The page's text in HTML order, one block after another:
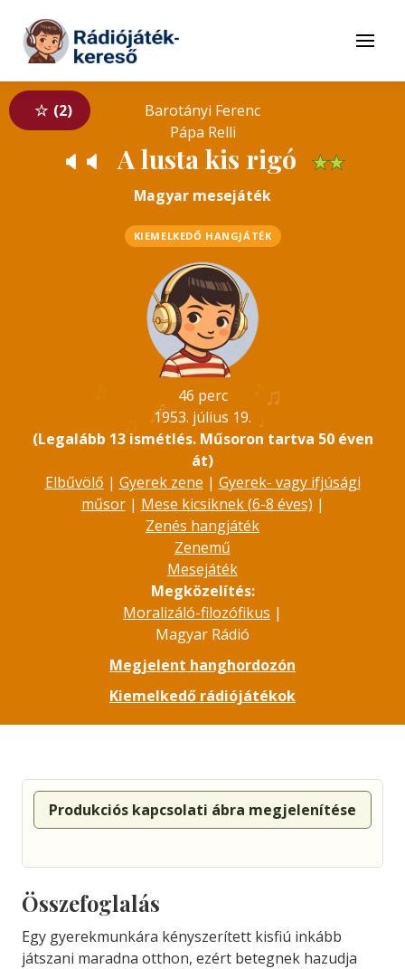
Tovább a tartalomhoz
Menü
2
♬
♫
♪
♬
Barotányi Ferenc
Pápa Relli
🔈 🔈 A lusta kis rigó ★★
Magyar mesejáték
KIEMELKEDŐ HANGJÁTÉK
46 perc
1953. július 19.
(Legalább 13 ismétlés. Műsoron tartva 50 éven
át)
Elbűvölő | Gyerek zene | Gyerek- vagy ifjúsági
műsor| Mese kicsiknek (6-8 éves) |
Zenés hangjáték
Zenemű
Mesejáték
Megközelítés:
Moralizáló-filozófikus |
Magyar Rádió
Megjelent hanghordozón
Kiemelkedő rádiójátékok
Produkciós kapcsolati ábra megjelenítése
Összefoglalás
Egy gyerekmunkára kényszerített kisfiú inkább
játszani maradna otthon, ezért betegnek hazudja